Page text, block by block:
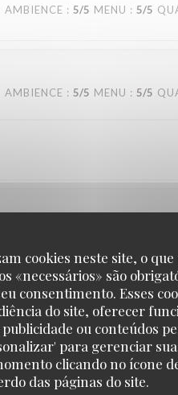
cookies neste site, o
«necessários» são
consentimento. Esses
do site, oferecer
ou conteúdos
para gerenciar
clicando no ícone
das páginas do site.
AMBIENCE : 5/5 MENU : 5/5
AMBIENCE : 5/5 MENU : 5/5
accompagnement frites salade
Les quatre Chemins